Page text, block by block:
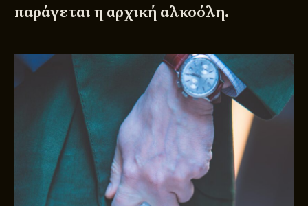
παράγεται η αρχική αλκοόλη.